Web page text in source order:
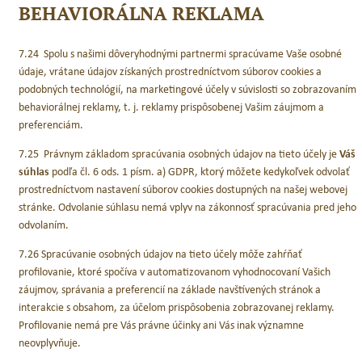
BEHAVIORÁLNA REKLAMA
7.24 Spolu s našimi dôveryhodnými partnermi spracúvame Vaše osobné
údaje, vrátane údajov získaných prostredníctvom súborov cookies a
podobných technológií, na marketingové účely v súvislosti so zobrazovaním
behaviorálnej reklamy, t. j. reklamy prispôsobenej Vašim záujmom a
preferenciám.
7.25 Právnym základom spracúvania osobných údajov na tieto účely jeVáš
súhlas podľa čl. 6 ods. 1 písm. a) GDPR, ktorý môžete kedykoľvek odvolať
prostredníctvom nastavení súborov cookies dostupných na našej webovej
stránke. Odvolanie súhlasu nemá vplyv na zákonnosť spracúvania pred jeho
odvolaním.
7.26 Spracúvanie osobných údajov na tieto účely môže zahŕňať
profilovanie, ktoré spočíva v automatizovanom vyhodnocovaní Vašich
záujmov, správania a preferencií na základe navštívených stránok a
interakcie s obsahom, za účelom prispôsobenia zobrazovanej reklamy.
Profilovanie nemá pre Vás právne účinky ani Vás inak významne
neovplyvňuje.